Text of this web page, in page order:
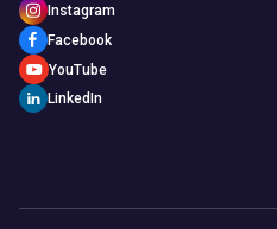
Instagram
Facebook
YouTube
LinkedIn